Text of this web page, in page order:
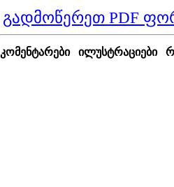
გადმოწერეთ PDF
კომენტარები ილუსტრაციები